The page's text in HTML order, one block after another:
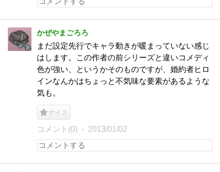
かぜやまごろろ
まだ設定先行でキャラ動きが暖まっていない感じ
はします。この作者の前シリーズと違いコメディ
色が強い、というかそのものですが、婚約者ヒロ
インなんかはちょっと不気味な要素があるような
気も。
ナイス
コメント(0) 2013/01/02